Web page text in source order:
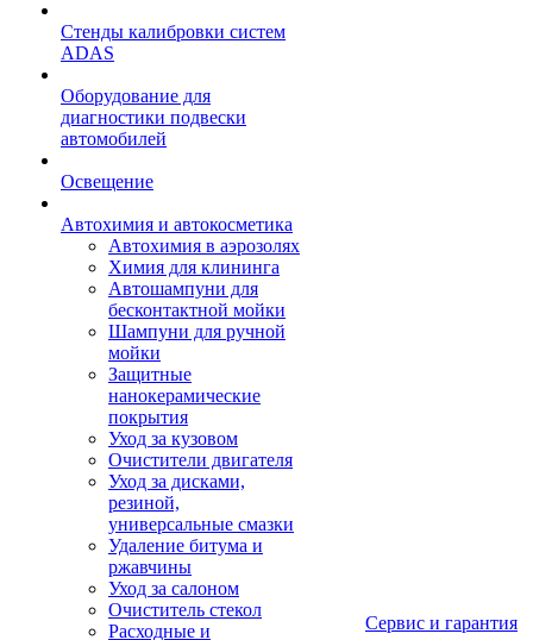
Стенды калибровки систем
ADAS
Оборудование для
диагностики подвески
автомобилей
Освещение
Автохимия и автокосметика
Автохимия в аэрозолях
Химия для клининга
Автошампуни для
бесконтактной мойки
Шампуни для ручной
мойки
Защитные
нанокерамические
покрытия
Уход за кузовом
Очистители двигателя
Уход за дисками,
резиной,
универсальные смазки
Удаление битума и
ржавчины
Уход за салоном
Очиститель стекол
Расходные и
Сервис и гарантия